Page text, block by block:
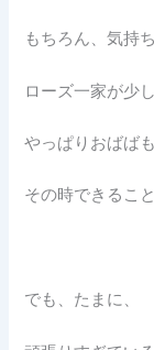
もちろん、気持
ローズ一家が少
やっぱりおばば
その時できるこ
でも、たまに、